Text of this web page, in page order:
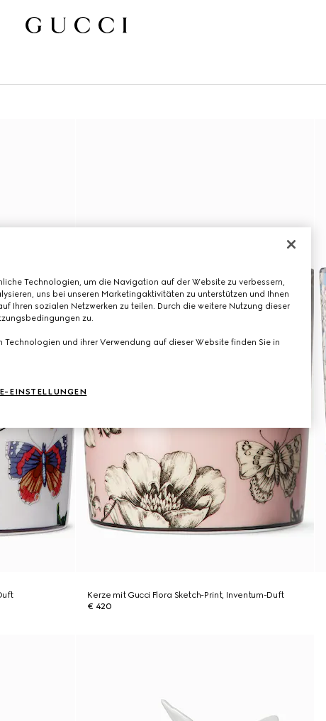
Kerze mit Gucci Flora Sketch-Print, Inventum-Duft
€ 420
Technologien, um die Navigation auf der Website zu verbessern,
uns bei unseren Marketingaktivitäten zu unterstützen und Ihnen
Ihren sozialen Netzwerken zu teilen. Durch die weitere Nutzung dieser
zu.
und ihrer Verwendung auf dieser Website finden Sie in
EINSTELLUNGEN